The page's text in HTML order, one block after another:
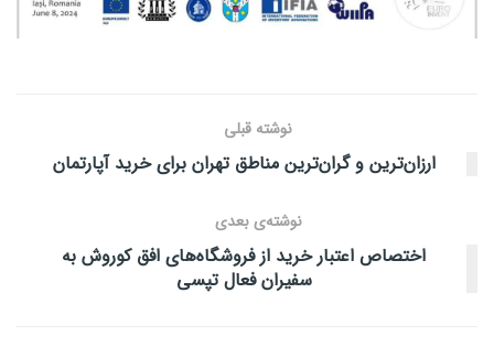
نوشته قبلی
ارزان‌ترین و گران‌ترین مناطق تهران برای خرید آپارتمان
نوشته‌ی بعدی
اختصاص اعتبار خرید از فروشگاه‌های افق کوروش به
سفیران فعال تپسی